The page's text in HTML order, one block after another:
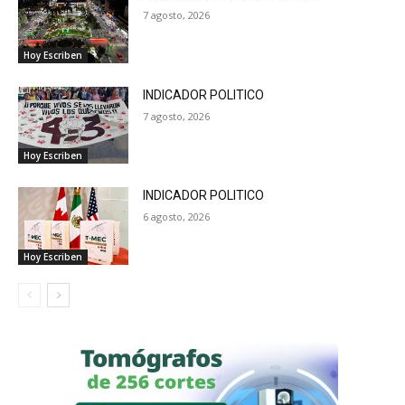
Hoy Escriben
7 agosto, 2026
Hoy Escriben
INDICADOR POLITICO
7 agosto, 2026
Hoy Escriben
INDICADOR POLITICO
6 agosto, 2026